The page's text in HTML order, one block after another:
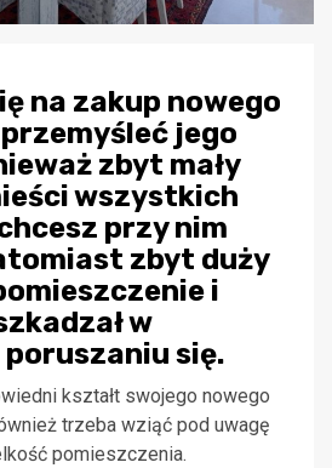
na zakup nowego
jego
zbyt mały
wszystkich
przy nim
zbyt duży
i
w
się.
kształt swojego nowego
trzeba wziąć pod uwagę
pomieszczenia.